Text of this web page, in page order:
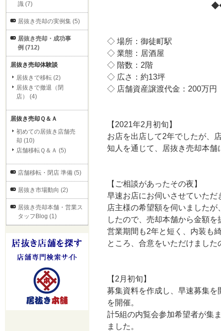
◇ 場所：御徒町駅
◇ 業態：居酒屋
◇ 階数：2階
◇ 広さ：約13坪
◇ 店舗資産譲渡代金：200万円
【2021年2月初旬】
お店を出店して2年でしたが、
知人を通じて、居抜き売却本
【ご相談があったその夜】
早速お店にお伺いさせていただ
店主様の希望額を伺いました
したので、売却本舗から金額を
営業期間も2年と短く、内装も
ところ、合意をいただけまし
【2月初旬】
募集資料を作成し、早速募集
を開催。
計5組の内覧会参加希望者が集
ました。
識 (7)
居抜き売却の実例集 (5)
居抜き売却・成功事
例 (712)
居抜き売却体験談
居抜きで移転 (2)
居抜きで撤退（閉
店） (4)
居抜き売却Ｑ＆Ａ
初めての居抜き店舗売
却 (10)
店舗移転Ｑ＆Ａ (5)
店舗移転・閉店 準備 (5)
居抜き市場動向 (2)
居抜き売却本舗・営業ス
タッフBlog (1)